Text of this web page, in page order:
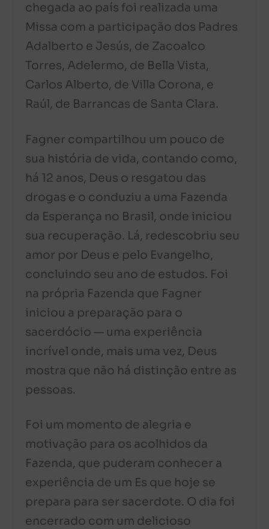
chegada ao país foi realizada uma
Missa com a participação dos Padres
Adalberto e Jesús, de Zacoalco
Torres, Adelermo, de Bella Vista,
Carlos Alberto, de Villa Corona, e
Raúl, de Barrancas de Santa Clara.
Fagner compartilhou um pouco de
sua história de vida, contando como,
há 12 anos, Deus o resgatou das
drogas e o conduziu a uma Fazenda
da Esperança no Brasil, onde iniciou
sua recuperação. Lá, redescobriu seu
amor por Deus e pelo Evangelho,
concluindo seu ano de estudos. Foi
na própria Fazenda que Fagner
iniciou a preparação para o
sacerdócio — uma experiência
incrível onde, mais uma vez, Deus
mostra que não há distinção entre as
pessoas.
Foi um momento de alegria e
motivação para os acolhidos da
Fazenda, que puderam conhecer a
experiência de um Es que hoje se
prepara para ser sacerdote. O dia foi
encerrado com um delicioso